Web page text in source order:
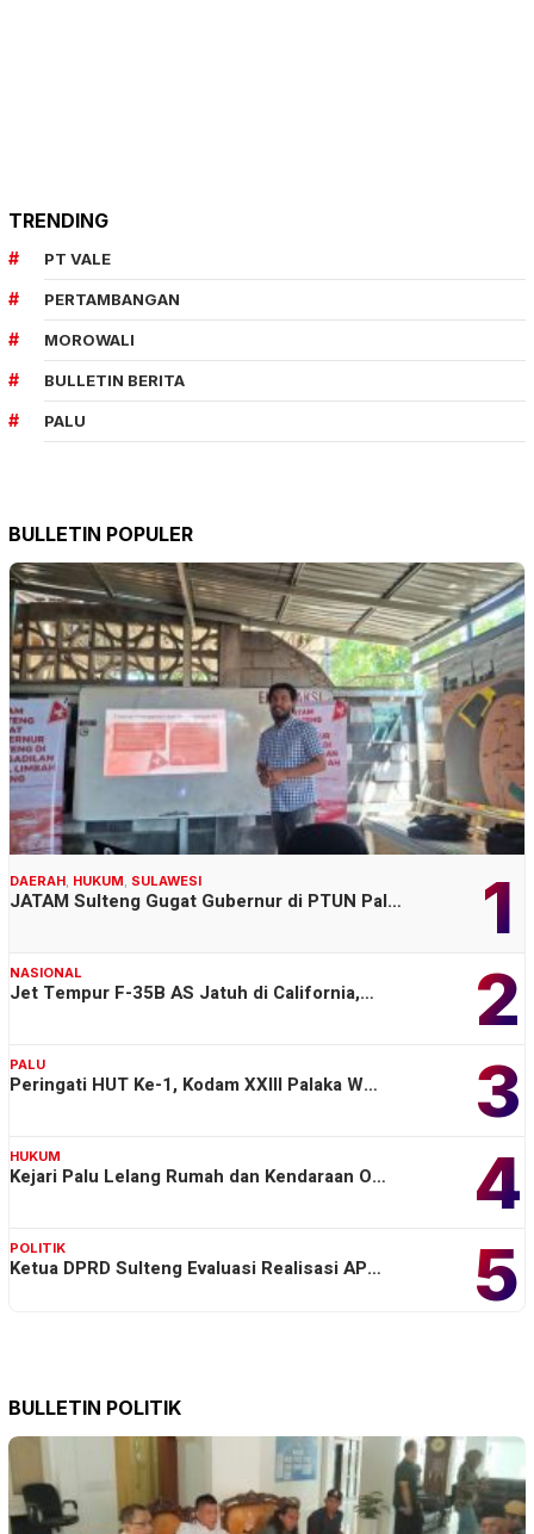
TRENDING
PT VALE
PERTAMBANGAN
MOROWALI
BULLETIN BERITA
PALU
BULLETIN POPULER
1
DAERAH, HUKUM, SULAWESI
JATAM Sulteng Gugat Gubernur di PTUN Pal…
2
NASIONAL
Jet Tempur F-35B AS Jatuh di California,…
3
PALU
Peringati HUT Ke-1, Kodam XXIII Palaka W…
4
HUKUM
Kejari Palu Lelang Rumah dan Kendaraan O…
5
POLITIK
Ketua DPRD Sulteng Evaluasi Realisasi AP…
BULLETIN POLITIK